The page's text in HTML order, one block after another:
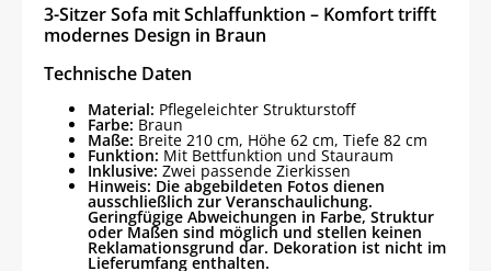
modernes
Design
in
Braun
Menge
3-Sitzer Sofa mit Schlaffunktion – Komfort trifft
modernes Design in Braun
Technische Daten
Material: Pflegeleichter Strukturstoff
Farbe: Braun
Maße: Breite 210 cm, Höhe 62 cm, Tiefe 82 cm
Funktion: Mit Bettfunktion und Stauraum
Inklusive: Zwei passende Zierkissen
Hinweis: Die abgebildeten Fotos dienen
ausschließlich zur Veranschaulichung.
Geringfügige Abweichungen in Farbe, Struktur
oder Maßen sind möglich und stellen keinen
Reklamationsgrund dar. Dekoration ist nicht im
Lieferumfang enthalten.